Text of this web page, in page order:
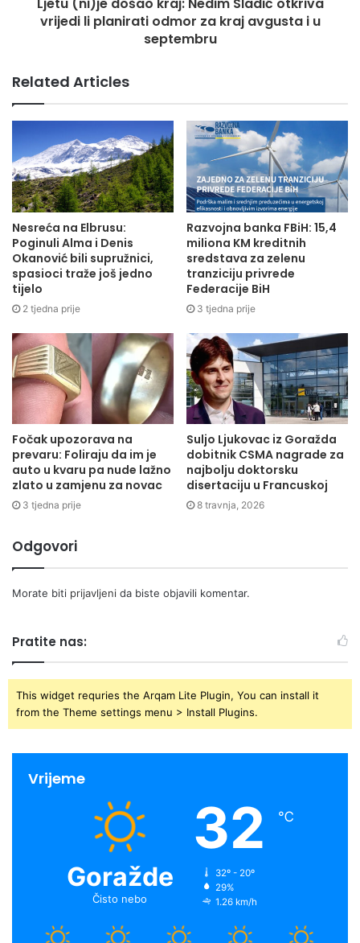
Ljetu (ni)je došao kraj: Nedim Sladić otkriva
vrijedi li planirati odmor za kraj avgusta i u
septembru
Related Articles
Nesreća na Elbrusu:
Poginuli Alma i Denis
Okanović bili supružnici,
spasioci traže još jedno
tijelo
2 tjedna prije
Razvojna banka FBiH: 15,4
miliona KM kreditnih
sredstava za zelenu
tranziciju privrede
Federacije BiH
3 tjedna prije
Fočak upozorava na
prevaru: Foliraju da im je
auto u kvaru pa nude lažno
zlato u zamjenu za novac
3 tjedna prije
Suljo Ljukovac iz Goražda
dobitnik CSMA nagrade za
najbolju doktorsku
disertaciju u Francuskoj
8 travnja, 2026
Odgovori
Morate biti prijavljeni da biste objavili komentar.
Pratite nas:
This widget requries the Arqam Lite Plugin, You can install it
from the Theme settings menu > Install Plugins.
Vrijeme
Goražde
Čisto nebo
32 ℃
32º - 20º
29%
1.26 km/h